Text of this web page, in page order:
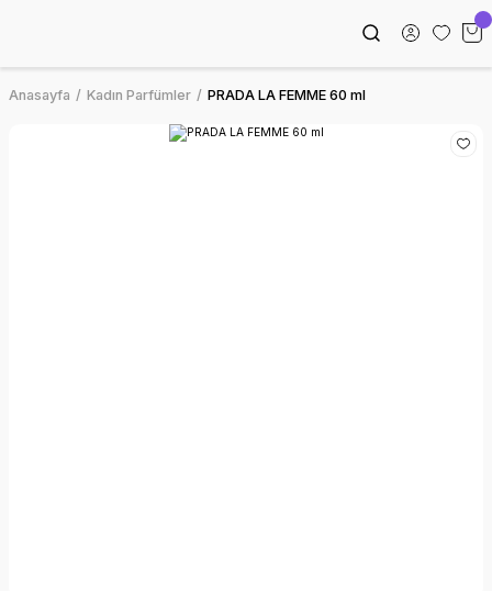
Anasayfa Kadın Parfümler PRADA LA FEMME 60 ml